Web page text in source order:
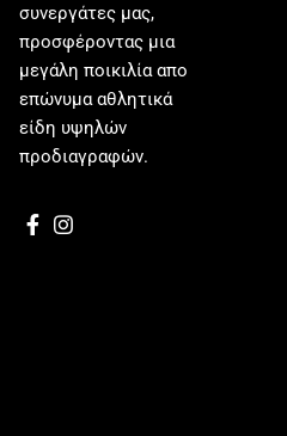
συνεργάτες μας,
προσφέροντας μια
μεγάλη ποικιλία απο
επώνυμα αθλητικά
είδη υψηλών
προδιαγραφών.